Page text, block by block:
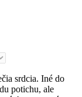
srdcia. Iné do
potichu, ale